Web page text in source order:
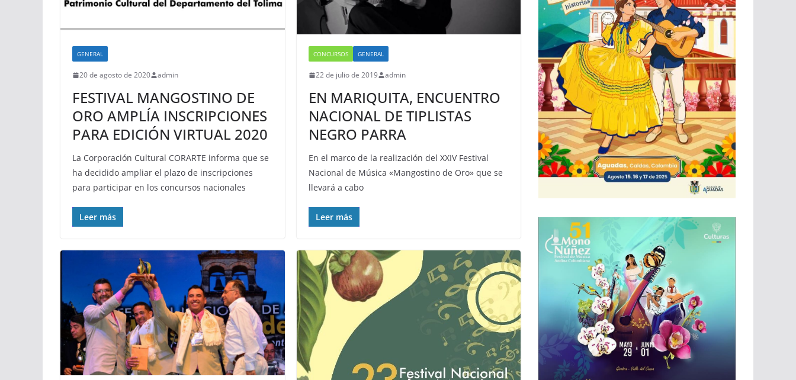
GENERAL
20 de agosto de 2020 admin
FESTIVAL MANGOSTINO DE
ORO AMPLÍA INSCRIPCIONES
PARA EDICIÓN VIRTUAL 2020
La Corporación Cultural CORARTE informa que se
ha decidido ampliar el plazo de inscripciones
para participar en los concursos nacionales
Leer más
CONCURSOS GENERAL
22 de julio de 2019 admin
EN MARIQUITA, ENCUENTRO
NACIONAL DE TIPLISTAS
NEGRO PARRA
En el marco de la realización del XXIV Festival
Nacional de Música «Mangostino de Oro» que se
llevará a cabo
Leer más